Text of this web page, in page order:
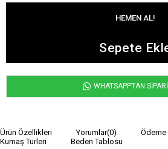
WHATSAPPTAN
Ürün Özellikleri Yorumlar(0)
Ödeme
Kumaş Türleri
Beden Tablosu